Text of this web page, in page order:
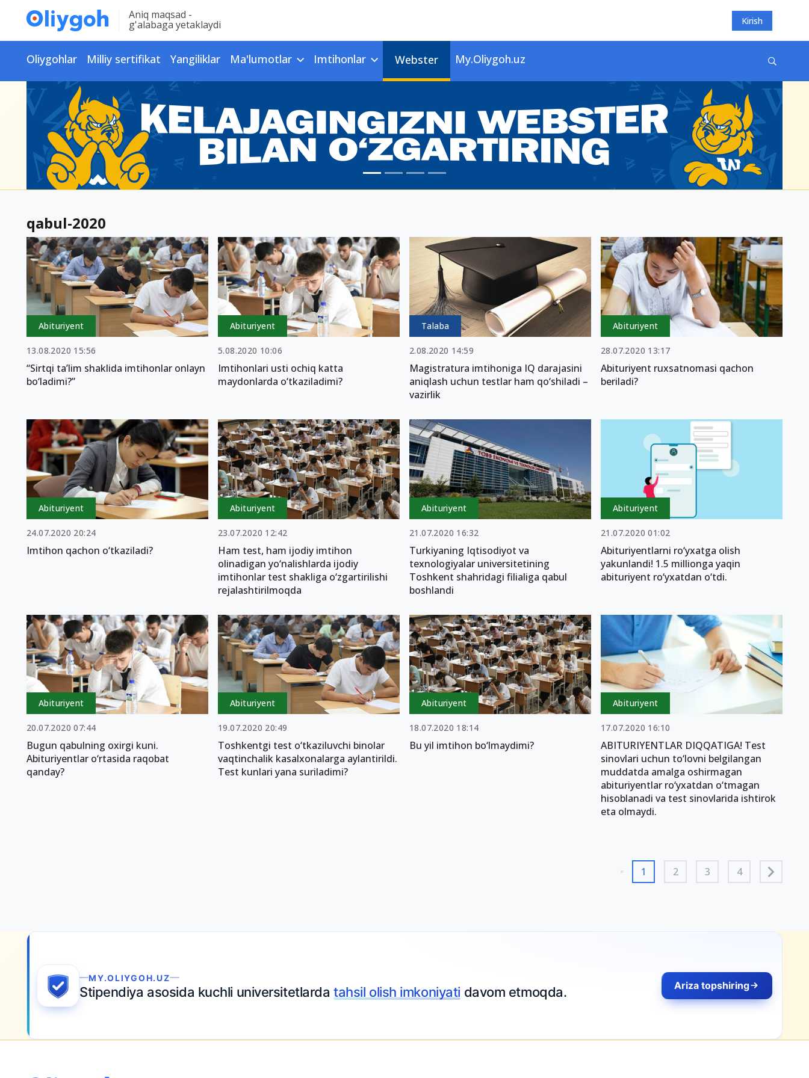
Aniq maqsad -
g'alabaga yetaklaydi Kirish
Oliygohlar Milliy sertifikat Yangiliklar Ma'lumotlar Imtihonlar Webster My.Oliygoh.uz
qabul-2020
Abituriyent
13.08.2020 15:56
“Sirtqi ta’lim shaklida imtihonlar onlayn
bo‘ladimi?”
Abituriyent
5.08.2020 10:06
Imtihonlari usti ochiq katta
maydonlarda o‘tkaziladimi?
Talaba
2.08.2020 14:59
Magistratura imtihoniga IQ darajasini
aniqlash uchun testlar ham qo‘shiladi –
vazirlik
Abituriyent
28.07.2020 13:17
Abituriyent ruxsatnomasi qachon
beriladi?
Abituriyent
24.07.2020 20:24
Imtihon qachon o‘tkaziladi?
Abituriyent
23.07.2020 12:42
Ham test, ham ijodiy imtihon
olinadigan yo‘nalishlarda ijodiy
imtihonlar test shakliga o‘zgartirilishi
rejalashtirilmoqda
Abituriyent
21.07.2020 16:32
Turkiyaning Iqtisodiyot va
texnologiyalar universitetining
Toshkent shahridagi filialiga qabul
boshlandi
Abituriyent
21.07.2020 01:02
Abituriyentlarni ro‘yxatga olish
yakunlandi! 1.5 millionga yaqin
abituriyent ro‘yxatdan o‘tdi.
Abituriyent
20.07.2020 07:44
Bugun qabulning oxirgi kuni.
Abituriyentlar o‘rtasida raqobat
qanday?
Abituriyent
19.07.2020 20:49
Toshkentgi test o‘tkaziluvchi binolar
vaqtinchalik kasalxonalarga aylantirildi.
Test kunlari yana suriladimi?
Abituriyent
18.07.2020 18:14
Bu yil imtihon bo‘lmaydimi?
Abituriyent
17.07.2020 16:10
ABITURIYENTLAR DIQQATIGA! Test
sinovlari uchun to‘lovni belgilangan
muddatda amalga oshirmagan
abituriyentlar ro‘yxatdan o‘tmagan
hisoblanadi va test sinovlarida ishtirok
eta olmaydi.
1 2 3 4
MY.OLIYGOH.UZ
Stipendiya asosida kuchli universitetlardatahsil olish imkoniyati davom etmoqda. Ariza topshiring